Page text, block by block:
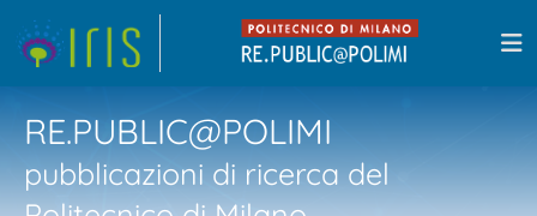
RE.PUBLIC@POLIMI
pubblicazioni di ricerca del